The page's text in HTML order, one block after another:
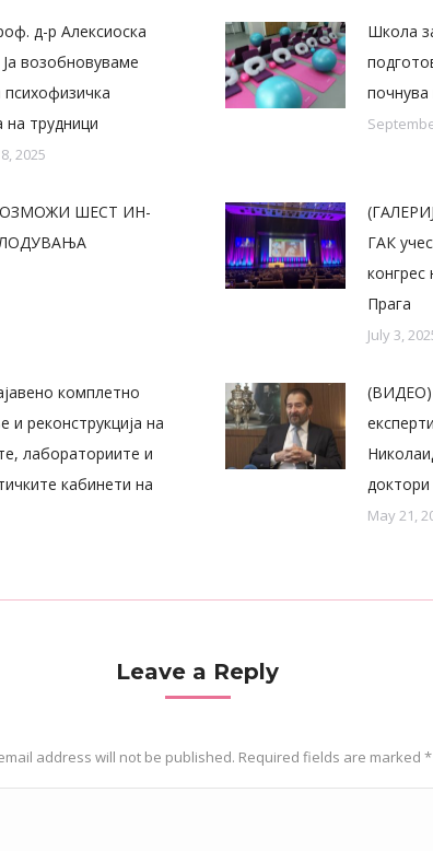
д-р Алексиоска
возобновуваме
на трудници
2025
Школа
ШЕСТ ИН-
ГАК
Прага
July 3,
комплетно
и реконструкција на
лабораториите и
кабинети на
(ВИДЕО)
May 21,
Leave a Reply
address will not be published. Required fields are marked *